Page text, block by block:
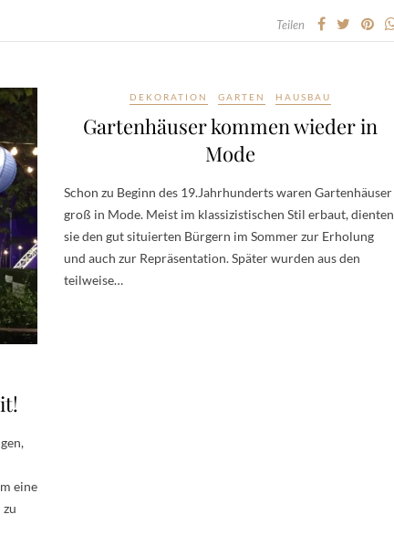
Teilen
eine
DEKORATION GARTEN HAUSBAU
Gartenhäuser kommen wieder in
Mode
Schon zu Beginn des 19.Jahrhunderts waren Gartenhäuser
groß in Mode. Meist im klassizistischen Stil erbaut, dienten
sie den gut situierten Bürgern im Sommer zur Erholung
und auch zur Repräsentation. Später wurden aus den
teilweise…